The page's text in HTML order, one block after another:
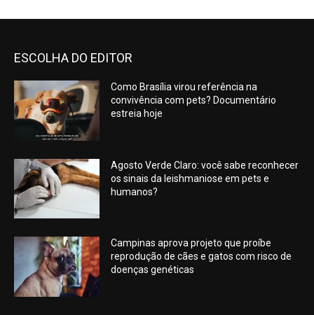
ESCOLHA DO EDITOR
Como Brasília virou referência na
convivência com pets? Documentário
estreia hoje
Agosto Verde Claro: você sabe reconhecer
os sinais da leishmaniose em pets e
humanos?
Campinas aprova projeto que proíbe
reprodução de cães e gatos com risco de
doenças genéticas